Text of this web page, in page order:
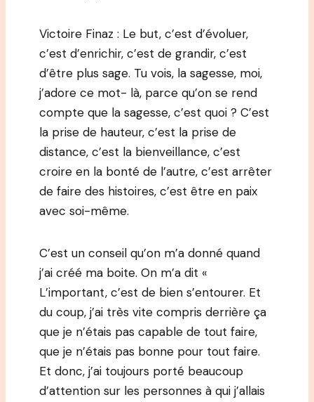
Victoire Finaz : Le but, c’est d’évoluer,
c’est d’enrichir, c’est de grandir, c’est
d’être plus sage. Tu vois, la sagesse, moi,
j’adore ce mot- là, parce qu’on se rend
compte que la sagesse, c’est quoi ? C’est
la prise de hauteur, c’est la prise de
distance, c’est la bienveillance, c’est
croire en la bonté de l’autre, c’est arrêter
de faire des histoires, c’est être en paix
avec soi-même.
C’est un conseil qu’on m’a donné quand
j’ai créé ma boite. On m’a dit «
L’important, c’est de bien s’entourer. Et
du coup, j’ai très vite compris derrière ça
que je n’étais pas capable de tout faire,
que je n’étais pas bonne pour tout faire.
Et donc, j’ai toujours porté beaucoup
d’attention sur les personnes à qui j’allais